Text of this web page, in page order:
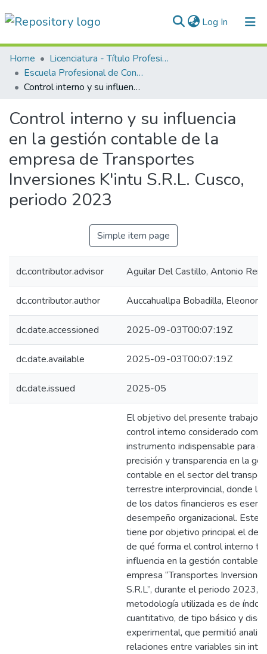
Log In (current)
Communities & Collections
All of DSpace
Normativas
Home
Licenciatura - Título Profesional
Escuela Profesional de Contabilidad
Control interno y su influencia en la gestión contable de la empresa de Transportes Inversiones K'intu S.R.L. Cusco, periodo 2023
Control interno y su influencia
en la gestión contable de la
empresa de Transportes
Inversiones K'intu S.R.L. Cusco,
periodo 2023
Simple item page
dc.contributor.advisor Aguilar Del Castillo, Antonio René
dc.contributor.author Auccahuallpa Bobadilla, Eleonora
dc.date.accessioned 2025-09-03T00:07:19Z
dc.date.available 2025-09-03T00:07:19Z
dc.date.issued 2025-05
El objetivo del presente trabajo
control interno considerado como
instrumento indispensable para
precisión y transparencia en la
contable en el sector del
terrestre interprovincial, donde la
de los datos financieros es
desempeño organizacional. Este
tiene por objetivo principal el de
de qué forma el control interno
influencia en la gestión contable
empresa “Transportes
S.R.L”, durante el periodo 2023,
metodología utilizada es de índole
cuantitativo, de tipo básico y
experimental, que permitió
relaciones entre variables sin